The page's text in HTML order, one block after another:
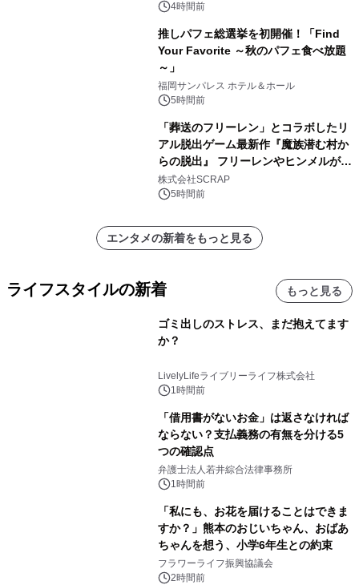
4時間前
推しパフェ総選挙を初開催！「Find
Your Favorite ～秋のパフェ食べ放題
～」
福岡サンパレス ホテル＆ホール
5時間前
「葬送のフリーレン」とコラボしたリ
アル脱出ゲーム最新作『魔族潜む村か
らの脱出』 フリーレンやヒンメルが武
器を手に魔族を見据える描き下ろしメ
インビジュアル公開
株式会社SCRAP
5時間前
エンタメの新着をもっと見る
ライフスタイルの新着 もっと見る
ゴミ出しのストレス、まだ抱えてます
か？
LivelyLifeライブリーライフ株式会社
1時間前
「借用書がないお金」は返さなければ
ならない？支払義務の有無を分ける5
つの確認点
弁護士法人若井綜合法律事務所
1時間前
「私にも、お花を届けることはできま
すか？」熊本のおじいちゃん、おばあ
ちゃんを想う、小学6年生との約束
フラワーライフ振興協議会
2時間前